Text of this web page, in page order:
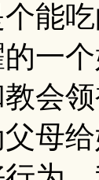
能
的一
会
母